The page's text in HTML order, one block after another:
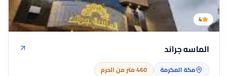
4
الماسه جراند
مكة المكرمة 460 متر من الحرم